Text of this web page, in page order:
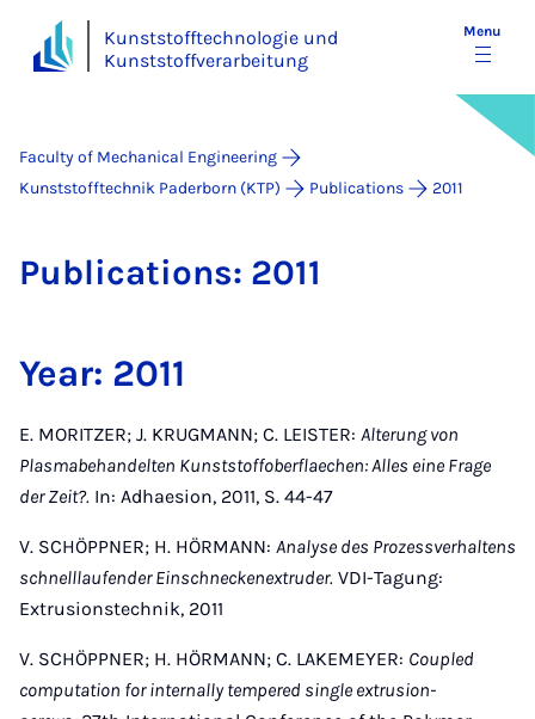
Kunststofftechnologie und
Kunststoffverarbeitung
Menu
Faculty of Mechanical Engineering
Kunststofftechnik Paderborn (KTP)
Publications 2011
Pub­lic­a­tions: 2011
Year: 2011
E. MORITZER; J. KRUGMANN; C. LEISTER: Alterung von
Plasmabehandelten Kunststoffoberflaechen: Alles eine Frage
der Zeit?. In: Adhaesion, 2011, S. 44-47
V. SCHÖPPNER; H. HÖRMANN: Analyse des Prozessverhaltens
schnelllaufender Einschneckenextruder. VDI-Tagung:
Extrusionstechnik, 2011
V. SCHÖPPNER; H. HÖRMANN; C. LAKEMEYER: Coupled
computation for internally tempered single extrusion-